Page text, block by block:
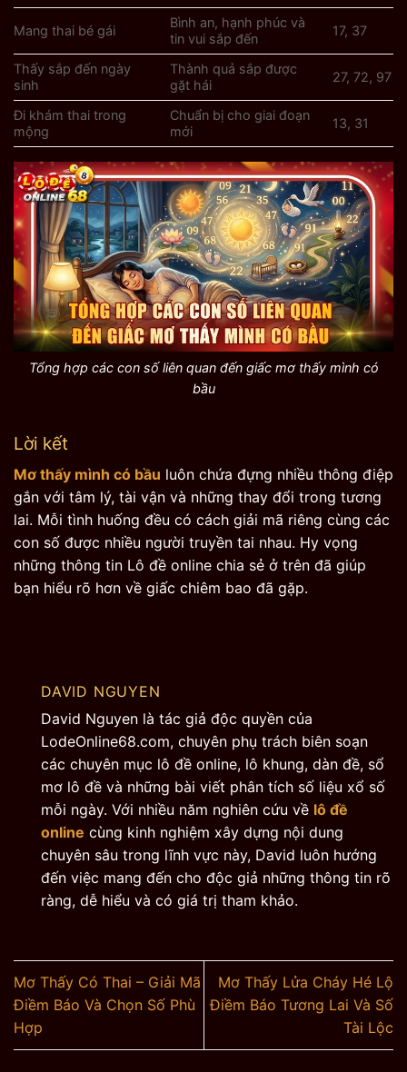
Mang thai bé gái
Bình an, hạnh phúc và
tin vui sắp đến
17, 37
Thấy sắp đến ngày
sinh
Thành quả sắp được
gặt hái
27, 72, 97
Đi khám thai trong
mộng
Chuẩn bị cho giai đoạn
mới
13, 31
Tổng hợp các con số liên quan đến giấc mơ thấy mình có
bầu
Lời kết
Mơ thấy mình có bầu luôn chứa đựng nhiều thông điệp
gắn với tâm lý, tài vận và những thay đổi trong tương
lai. Mỗi tình huống đều có cách giải mã riêng cùng các
con số được nhiều người truyền tai nhau. Hy vọng
những thông tin Lô đề online chia sẻ ở trên đã giúp
bạn hiểu rõ hơn về giấc chiêm bao đã gặp.
DAVID NGUYEN
David Nguyen là tác giả độc quyền của
LodeOnline68.com, chuyên phụ trách biên soạn
các chuyên mục lô đề online, lô khung, dàn đề, sổ
mơ lô đề và những bài viết phân tích số liệu xổ số
mỗi ngày. Với nhiều năm nghiên cứu về lô đề
online cùng kinh nghiệm xây dựng nội dung
chuyên sâu trong lĩnh vực này, David luôn hướng
đến việc mang đến cho độc giả những thông tin rõ
ràng, dễ hiểu và có giá trị tham khảo.
Mơ Thấy Có Thai – Giải Mã
Điềm Báo Và Chọn Số Phù
Hợp
Mơ Thấy Lửa Cháy Hé Lộ
Điềm Báo Tương Lai Và Số
Tài Lộc